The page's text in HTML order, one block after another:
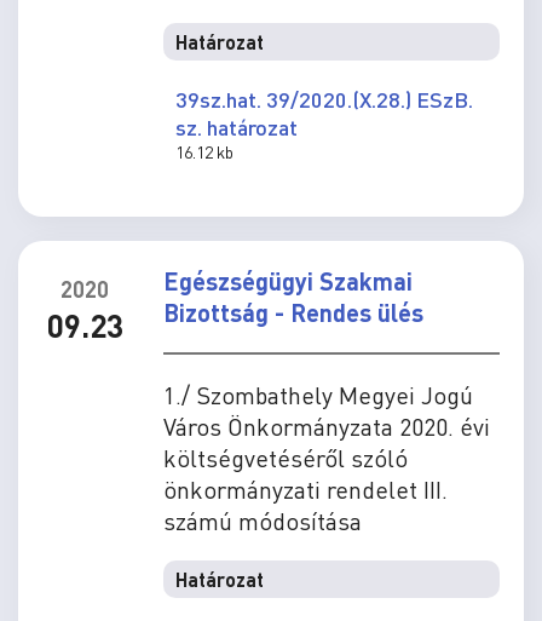
Határozat
39sz.hat. 39/2020.(X.28.) ESzB.
sz. határozat
16.12 kb
2020
09.23
Egészségügyi Szakmai
Bizottság - Rendes ülés
1./ Szombathely Megyei Jogú
Város Önkormányzata 2020. évi
költségvetéséről szóló
önkormányzati rendelet III.
számú módosítása
Határozat